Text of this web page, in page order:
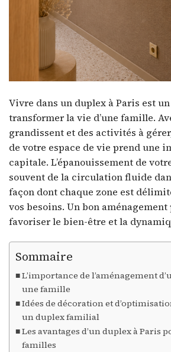
Vivre dans un duplex à Paris est
transformer la vie d’une famille.
grandissent et des activités à
de votre espace de vie prend une
capitale. L’épanouissement de
souvent de la circulation fluide
façon dont chaque zone est
vos besoins. Un bon
favoriser le bien-être et la
Sommaire
L’importance de l’aménagement
une famille
Idées de décoration et
un duplex familial
Les avantages d’un duplex à Paris
familles